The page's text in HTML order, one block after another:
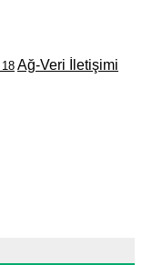
18 Ağ-Veri İletişimi